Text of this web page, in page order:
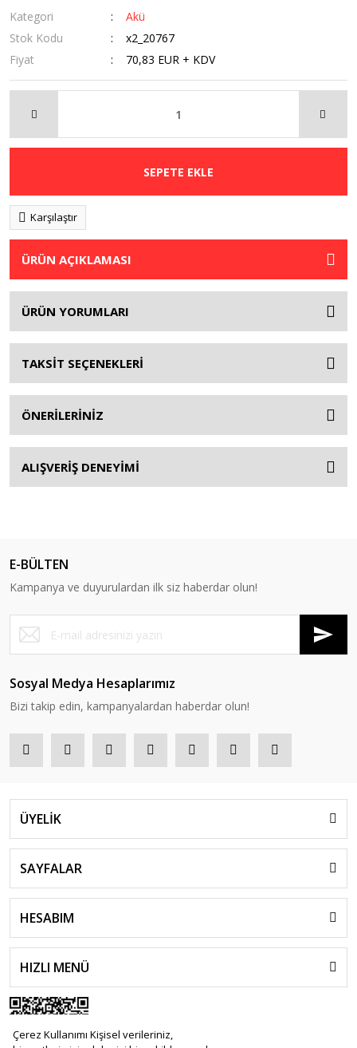
Çerez Kullanımı Kişisel verileriniz,
Kategori
Akü
Stok Kodu
x2_20767
Fiyat
70,83 EUR + KDV
SEPETE EKLE
Karşılaştır
ÜRÜN AÇIKLAMASI
ÜRÜN YORUMLARI
TAKSİT SEÇENEKLERİ
ÖNERİLERİNİZ
ALIŞVERİŞ DENEYİMİ
E-BÜLTEN
Kampanya ve duyurulardan ilk siz haberdar olun!
Sosyal Medya Hesaplarımız
Bizi takip edin, kampanyalardan haberdar olun!
ÜYELİK
SAYFALAR
HESABIM
HIZLI MENÜ